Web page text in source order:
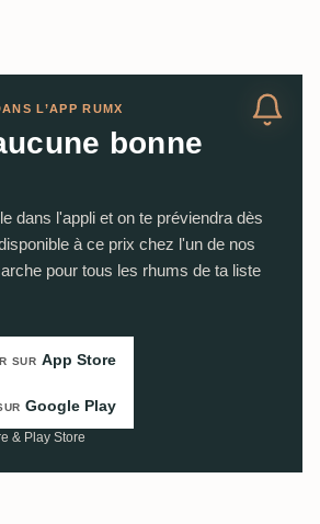
L’APP RUMX
bonne
dans l'appli et on te préviendra dès
à ce prix chez l'un de nos
pour tous les rhums de ta liste
SUR App Store
Google Play
& Play Store